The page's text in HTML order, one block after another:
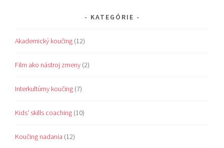
KATEGÓRIE
Akademický koučing (12)
Film ako nástroj zmeny (2)
Interkultúrny koučing (7)
Kids' skills coaching (10)
Koučing nadania (12)